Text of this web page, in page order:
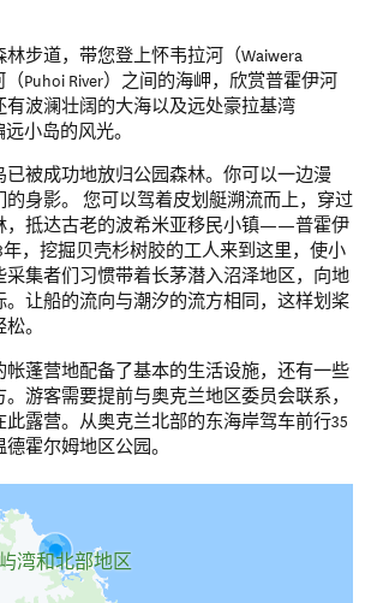
林步道，带您登上怀韦拉河（Waiwera
（Puhoi River）之间的海岬，欣赏普霍伊河
有波澜壮阔的大海以及远处豪拉基湾
远小岛的风光。
已被成功地放归公园森林。你可以一边漫
的身影。 您可以驾着皮划艇溯流而上，穿过
，抵达古老的波希米亚移民小镇——普霍伊
年，挖掘贝壳杉树胶的工人来到这里，使小
采集者们习惯带着长茅潜入沼泽地区，向地
。让船的流向与潮汐的流方相同，这样划桨
。
帐蓬营地配备了基本的生活设施，还有一些
游客需要提前与奥克兰地区委员会联系，
露营。从奥克兰北部的东海岸驾车前行35
霍尔姆地区公园。
湾和北部地区